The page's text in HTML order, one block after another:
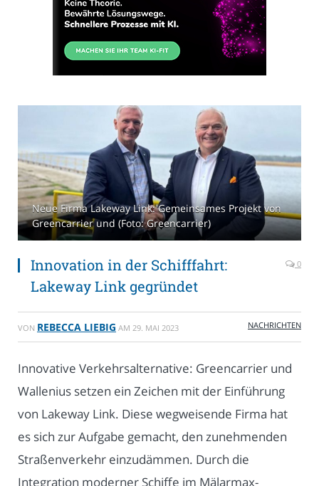
Neue Firma Lakeway Link: Gemeinsames Projekt von
Greencarrier und (Foto: Greencarrier)
Innovation in der Schifffahrt:
Lakeway Link gegründet
0
VON REBECCA LIEBIG AM 29. MAI 2023 NACHRICHTEN
Innovative Verkehrsalternative: Greencarrier und
Wallenius setzen ein Zeichen mit der Einführung
von Lakeway Link. Diese wegweisende Firma hat
es sich zur Aufgabe gemacht, den zunehmenden
Straßenverkehr einzudämmen. Durch die
Integration moderner Schiffe im Mälarmax-